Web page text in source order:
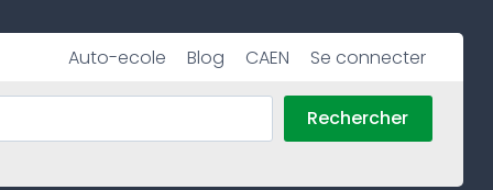
Auto-ecole Blog CAEN Se connecter
Rechercher